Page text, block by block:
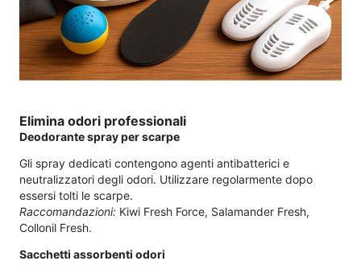
Elimina odori professionali
Deodorante spray per scarpe
Gli spray dedicati contengono agenti antibatterici e
neutralizzatori degli odori. Utilizzare regolarmente dopo
essersi tolti le scarpe.
Raccomandazioni: Kiwi Fresh Force, Salamander Fresh,
Collonil Fresh.
Sacchetti assorbenti odori